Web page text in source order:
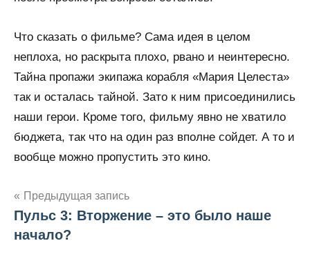
Что сказать о фильме? Сама идея в целом
неплоха, но раскрыта плохо, рвано и неинтересно.
Тайна пропажи экипажа корабля «Мария Целеста»
так и осталась тайной. Зато к ним присоединились
наши герои. Кроме того, фильму явно не хватило
бюджета, так что на один раз вполне сойдет. А то и
вообще можно пропустить это кино.
Навигация
по
Предыдущая запись
Пульс 3: Вторжение – это было наше
начало?